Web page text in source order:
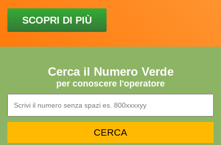
SCOPRI DI PIÙ
Cerca il Numero Verde
per conoscere l'operatore